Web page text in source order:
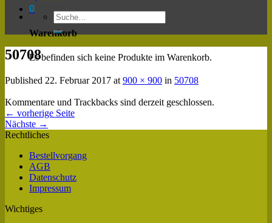
0
Warenkorb
Es befinden sich keine Produkte im Warenkorb.
50708
Published 22. Februar 2017 at 900 × 900 in 50708
Kommentare und Trackbacks sind derzeit geschlossen.
← vorherige Seite
Nächste →
Rechtliches
Bestellvorgang
AGB
Datenschutz
Impressum
Wichtiges